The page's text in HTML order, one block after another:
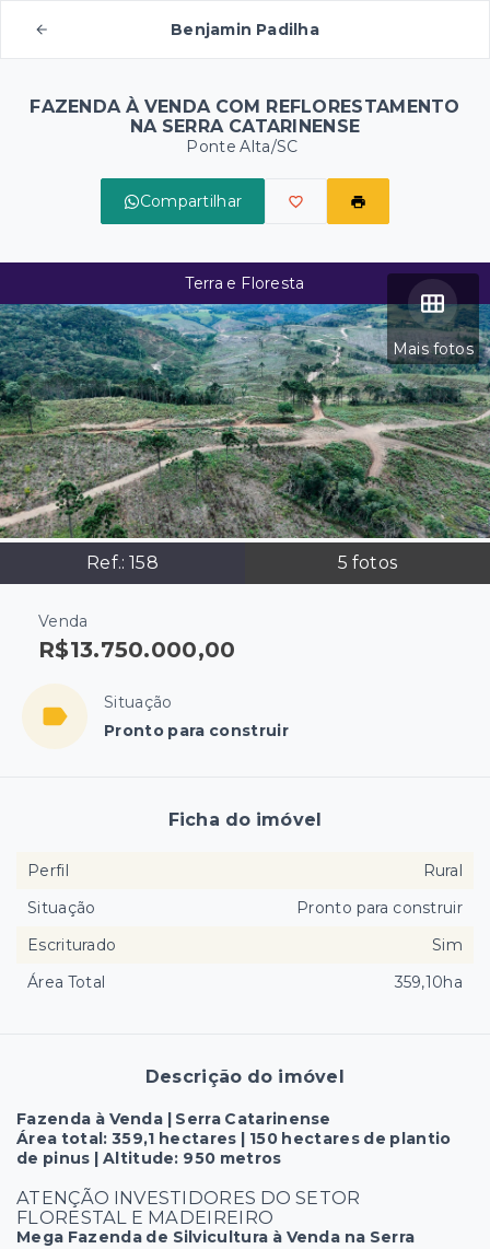
Benjamin Padilha
FAZENDA À VENDA COM REFLORESTAMENTO
NA SERRA CATARINENSE
Ponte Alta/SC
Compartilhar
Mais fotos
Ref.:158 5 fotos
Terra e Floresta
Venda
R$13.750.000,00
Situação
Pronto para construir
Descrição do imóvel
Fazenda à Venda | Serra Catarinense
Área total: 359,1 hectares | 150 hectares de plantio
de pinus | Altitude: 950 metros
ATENÇÃO INVESTIDORES DO SETOR
FLORESTAL E MADEIREIRO
Mega Fazenda de Silvicultura à Venda na Serra
Ficha do imóvel
Perfil
Rural
Situação
Pronto para construir
Escriturado
Sim
Área Total
359,10ha